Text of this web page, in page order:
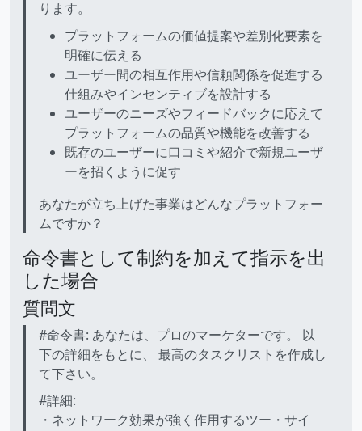
ります。
プラットフォームの価値提案や差別化要素を
明確に伝える
ユーザー間の相互作用や信頼関係を促進する
仕組みやインセンティブを設計する
ユーザーのニーズやフィードバックに応えて
プラットフォームの品質や機能を改善する
既存のユーザーに口コミや紹介で新規ユーザ
ーを招くように促す
あなたが立ち上げた事業はどんなプラットフォー
ムですか？
命令書として制約を加えて指示を出
した場合
質問文
#命令書: あなたは、プロのマーケターです。 以
下の詳細をもとに、 最高のタスクリストを作成し
て下さい。
#詳細:
・ネットワーク効果が強く作用するツー・サイ